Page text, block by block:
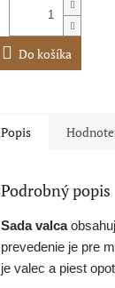
Do košíka
Popis
Podrobný popis
Sada valca
prevedenie je pre
je valec a piest